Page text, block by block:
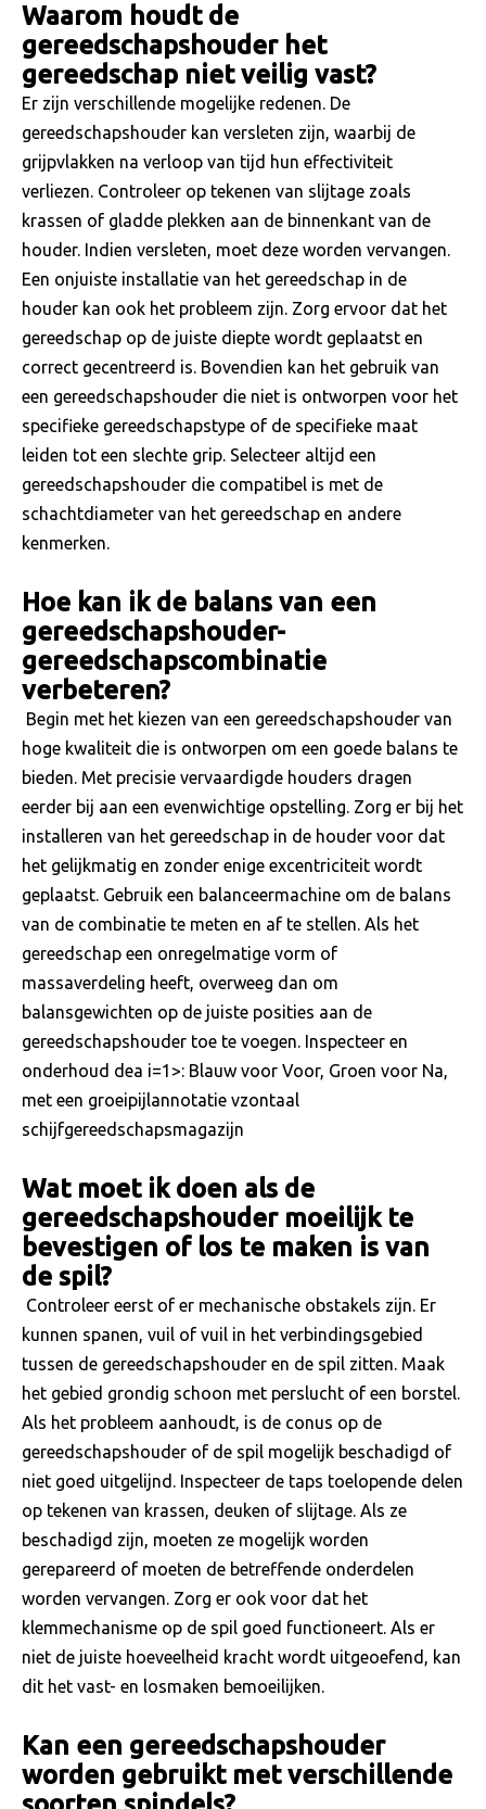
Waarom houdt de
gereedschapshouder het
gereedschap niet veilig vast?
Er zijn verschillende mogelijke redenen. De
gereedschapshouder kan versleten zijn, waarbij de
grijpvlakken na verloop van tijd hun effectiviteit
verliezen. Controleer op tekenen van slijtage zoals
krassen of gladde plekken aan de binnenkant van de
houder. Indien versleten, moet deze worden vervangen.
Een onjuiste installatie van het gereedschap in de
houder kan ook het probleem zijn. Zorg ervoor dat het
gereedschap op de juiste diepte wordt geplaatst en
correct gecentreerd is. Bovendien kan het gebruik van
een gereedschapshouder die niet is ontworpen voor het
specifieke gereedschapstype of de specifieke maat
leiden tot een slechte grip. Selecteer altijd een
gereedschapshouder die compatibel is met de
schachtdiameter van het gereedschap en andere
kenmerken.
Hoe kan ik de balans van een
gereedschapshouder-
gereedschapscombinatie
verbeteren?
Begin met het kiezen van een gereedschapshouder van
hoge kwaliteit die is ontworpen om een ​​goede balans te
bieden. Met precisie vervaardigde houders dragen
eerder bij aan een evenwichtige opstelling. Zorg er bij het
installeren van het gereedschap in de houder voor dat
het gelijkmatig en zonder enige excentriciteit wordt
geplaatst. Gebruik een balanceermachine om de balans
van de combinatie te meten en af ​​te stellen. Als het
gereedschap een onregelmatige vorm of
massaverdeling heeft, overweeg dan om
balansgewichten op de juiste posities aan de
gereedschapshouder toe te voegen. Inspecteer en
onderhoud dea i=1>: Blauw voor Voor, Groen voor Na,
met een groeipijlannotatie vzontaal
schijfgereedschapsmagazijn
Wat moet ik doen als de
gereedschapshouder moeilijk te
bevestigen of los te maken is van
de spil?
Controleer eerst of er mechanische obstakels zijn. Er
kunnen spanen, vuil of vuil in het verbindingsgebied
tussen de gereedschapshouder en de spil zitten. Maak
het gebied grondig schoon met perslucht of een borstel.
Als het probleem aanhoudt, is de conus op de
gereedschapshouder of de spil mogelijk beschadigd of
niet goed uitgelijnd. Inspecteer de taps toelopende delen
op tekenen van krassen, deuken of slijtage. Als ze
beschadigd zijn, moeten ze mogelijk worden
gerepareerd of moeten de betreffende onderdelen
worden vervangen. Zorg er ook voor dat het
klemmechanisme op de spil goed functioneert. Als er
niet de juiste hoeveelheid kracht wordt uitgeoefend, kan
dit het vast- en losmaken bemoeilijken.
Kan een gereedschapshouder
worden gebruikt met verschillende